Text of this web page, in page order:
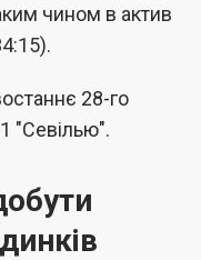
чином в актив
28-го
"Севілью".